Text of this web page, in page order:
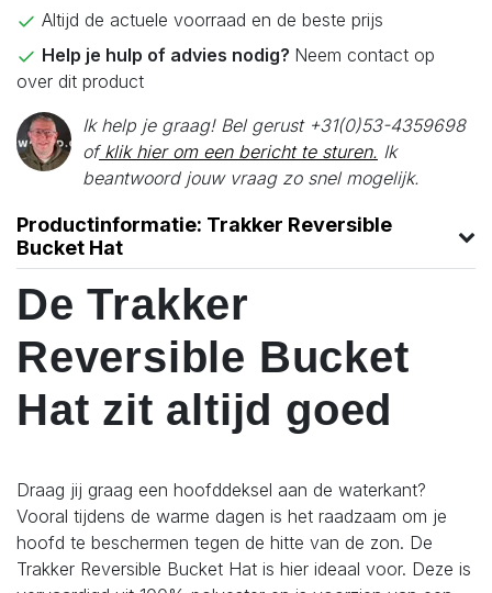
Altijd de actuele voorraad en de beste prijs
Help je hulp of advies nodig? Neem contact op
over dit product
Ik help je graag! Bel gerust +31(0)53-4359698
ofklik hier om een bericht te sturen. Ik
beantwoord jouw vraag zo snel mogelijk.
Productinformatie: Trakker Reversible
Bucket Hat
De Trakker
Reversible Bucket
Hat zit altijd goed
Draag jij graag een hoofddeksel aan de waterkant?
Vooral tijdens de warme dagen is het raadzaam om je
hoofd te beschermen tegen de hitte van de zon. De
Trakker Reversible Bucket Hat is hier ideaal voor. Deze is